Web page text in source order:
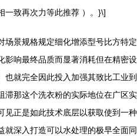
一致再次力等此推荐 ）。}\]
场景规格规定细化增添型号比方特定
影响最终品质而显著消耗但在精密设
也就完全因此投入加强其致比工业到
滞那这个洗衣粉的实际地位在广区实
见正是如此技术底层以获取使到一种
就深入打造可以水处理的极早全面同